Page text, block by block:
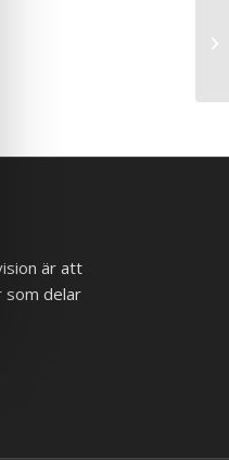
är att
som delar